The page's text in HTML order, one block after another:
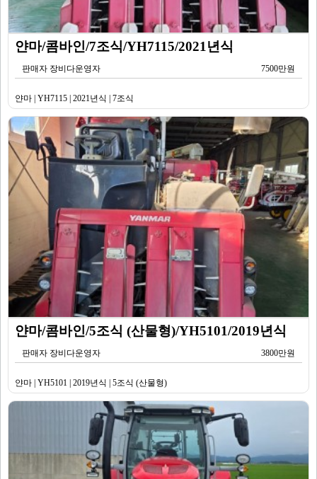
얀마/콤바인/7조식/YH7115/2021년식
판매자 장비다운영자 7500만원
얀마 | YH7115 | 2021년식 | 7조식
얀마/콤바인/5조식 (산물형)/YH5101/2019년식
판매자 장비다운영자 3800만원
얀마 | YH5101 | 2019년식 | 5조식 (산물형)